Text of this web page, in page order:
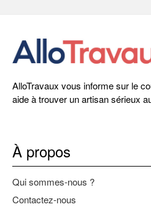
AlloTravaux vous informe sur le
aide à trouver un artisan sérieux
À propos
Qui sommes-nous ?
Contactez-nous